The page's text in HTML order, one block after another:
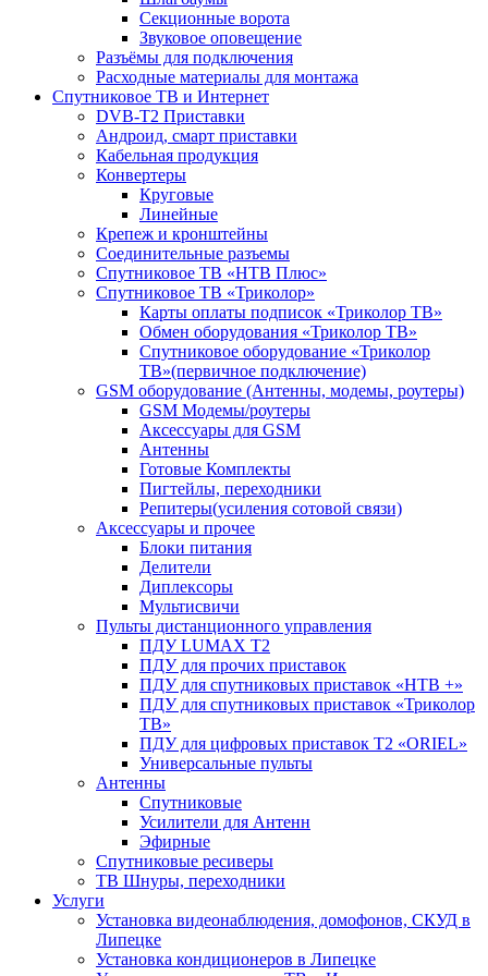
Секционные ворота
Звуковое оповещение
Разъёмы для подключения
Расходные материалы для монтажа
Спутниковое ТВ и Интернет
DVB-Т2 Приставки
Андроид, смарт приставки
Кабельная продукция
Конвертеры
Круговые
Линейные
Крепеж и кронштейны
Соединительные разъемы
Спутниковое ТВ «НТВ Плюс»
Спутниковое ТВ «Триколор»
Карты оплаты подписок «Триколор ТВ»
Обмен оборудования «Триколор ТВ»
Спутниковое оборудование «Триколор
ТВ»(первичное подключение)
GSM оборудование (Антенны, модемы, роутеры)
GSM Модемы/роутеры
Аксессуары для GSM
Антенны
Готовые Комплекты
Пигтейлы, переходники
Репитеры(усиления сотовой связи)
Аксессуары и прочее
Блоки питания
Делители
Диплексоры
Мультисвичи
Пульты дистанционного управления
ПДУ LUMAX Т2
ПДУ для прочих приставок
ПДУ для спутниковых приставок «НТВ +»
ПДУ для спутниковых приставок «Триколор
ТВ»
ПДУ для цифровых приставок Т2 «ORIEL»
Универсальные пульты
Антенны
Спутниковые
Усилители для Антенн
Эфирные
Спутниковые ресиверы
ТВ Шнуры, переходники
Услуги
Установка видеонаблюдения, домофонов, СКУД в
Липецке
Установка кондиционеров в Липецке